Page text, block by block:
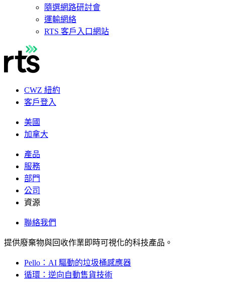
隨選網路研討會
運輸網絡
RTS 客戶入口網站
CWZ 紐約
客戶登入
美國
加拿大
產品
服務
部門
公司
資源
聯絡我們
提供廢棄物與回收作業即時可視化的科技產品。
Pello：AI 驅動的垃圾桶感應器
循環：逆向自動售貨技術